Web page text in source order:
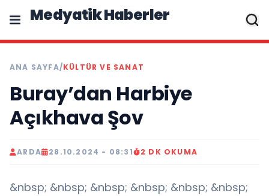
Medyatik Haberler
ANA SAYFA/KÜLTÜR VE SANAT
Buray’dan Harbiye
Açıkhava Şov
ARDA 28.10.2024 - 08:31 2 DK OKUMA
&nbsp; &nbsp; &nbsp; &nbsp; &nbsp; &nbsp;